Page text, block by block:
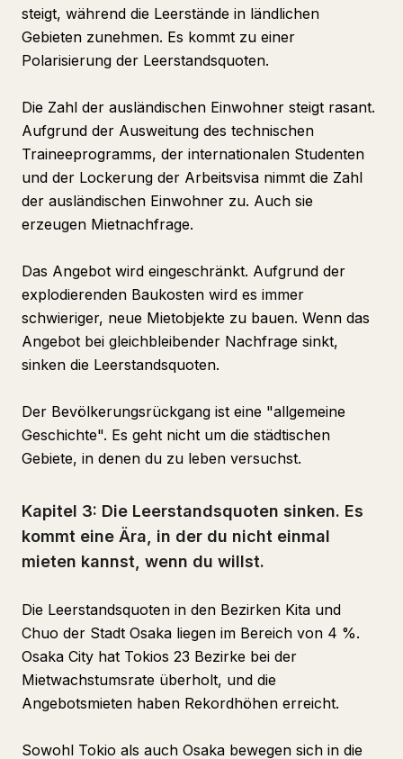
steigt, während die Leerstände in ländlichen
Gebieten zunehmen. Es kommt zu einer
Polarisierung der Leerstandsquoten.
Die Zahl der ausländischen Einwohner steigt rasant.
Aufgrund der Ausweitung des technischen
Traineeprogramms, der internationalen Studenten
und der Lockerung der Arbeitsvisa nimmt die Zahl
der ausländischen Einwohner zu. Auch sie
erzeugen Mietnachfrage.
Das Angebot wird eingeschränkt. Aufgrund der
explodierenden Baukosten wird es immer
schwieriger, neue Mietobjekte zu bauen. Wenn das
Angebot bei gleichbleibender Nachfrage sinkt,
sinken die Leerstandsquoten.
Der Bevölkerungsrückgang ist eine "allgemeine
Geschichte". Es geht nicht um die städtischen
Gebiete, in denen du zu leben versuchst.
Kapitel 3: Die Leerstandsquoten sinken. Es
kommt eine Ära, in der du nicht einmal
mieten kannst, wenn du willst.
Die Leerstandsquoten in den Bezirken Kita und
Chuo der Stadt Osaka liegen im Bereich von 4 %.
Osaka City hat Tokios 23 Bezirke bei der
Mietwachstumsrate überholt, und die
Angebotsmieten haben Rekordhöhen erreicht.
Sowohl Tokio als auch Osaka bewegen sich in die